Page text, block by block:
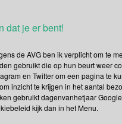
dat je er bent!
de AVG ben ik verplicht om te
gebruikt die op hun beurt weer
en Twitter om een pagina te
inzicht te krijgen in het aantal
gebruikt dagenvanhetjaar
kijk dan in het Menu.
Wereld Feestdag is een
of het nu synchroon loopt
tijdzones, toch?
feest de mensheid zou